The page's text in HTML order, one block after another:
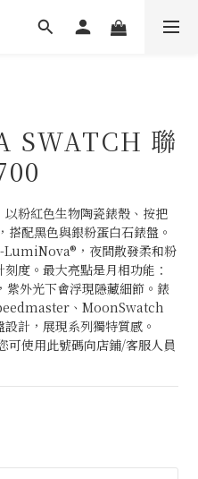
SWATCH 聯
粉紅色生物陶瓷錶殼、按把
配黑色與銀粉蛋白石錶盤。
LumiNova®，夜間散發柔和粉
度。最大亮點是月相功能：
紫外光下會浮現隱藏細節。錶
、MoonSwatch
計，展現系列獨特質感。
使用此號碼向店鋪/客服人員